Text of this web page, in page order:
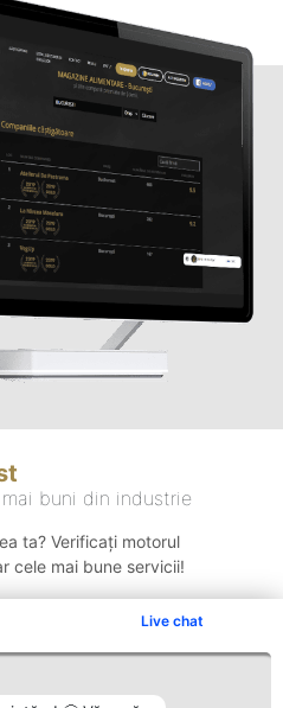
Live chat
buni din industrie
ta? Verificați motorul
cele mai bune servicii!